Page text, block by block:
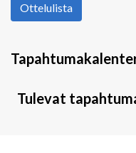
Ottelulista
Tulevat